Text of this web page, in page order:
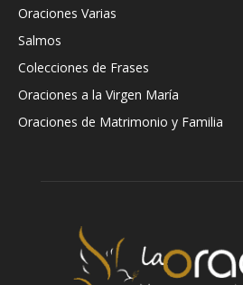
Oraciones Varias
Salmos
Colecciones de Frases
Oraciones a la Virgen María
Oraciones de Matrimonio y Familia